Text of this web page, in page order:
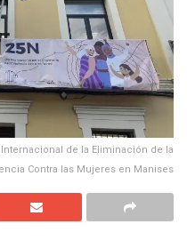
de la Eliminación de la
Contra las Mujeres en Manises